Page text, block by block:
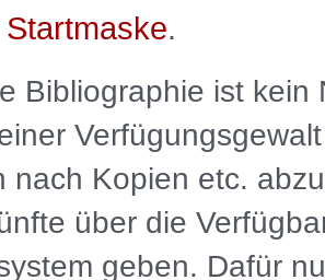
.
Bibliographie ist kein
nach Kopien etc.
über die
geben. Dafür